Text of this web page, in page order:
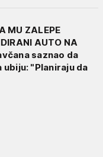
MU ZALEPE
AUTO NA
saznao da
ubiju: "Planiraju da